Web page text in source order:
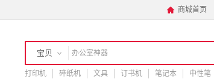
 商城首页
宝贝
店铺
打印机 碎纸机 文具 订书机 笔记本 中性笔